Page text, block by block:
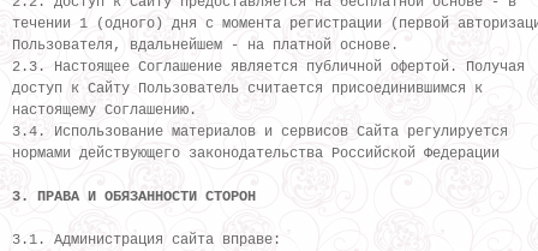
течении 1 (одного) дня с момента регистрации (первой
Пользователя, вдальнейшем - на платной основе.
2.3. Настоящее Соглашение является публичной офертой. Получая
доступ к Сайту Пользователь считается присоединившимся к
настоящему Соглашению.
3.4. Использование материалов и сервисов Сайта регулируется
нормами действующего законодательства Российской Федерации
3. ПРАВА И ОБЯЗАННОСТИ СТОРОН
3.1. Администрация сайта вправе: